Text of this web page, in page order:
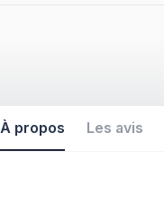
À propos Les avis